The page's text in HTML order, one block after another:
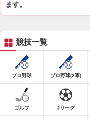
ます。
競技一覧
プロ野球 プロ野球(2軍)
ゴルフ Jリーグ